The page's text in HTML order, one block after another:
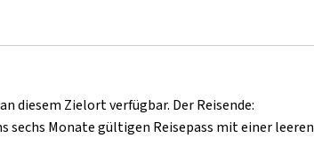
diesem Zielort verfügbar. Der Reisende:
sechs Monate gültigen Reisepass mit einer leeren